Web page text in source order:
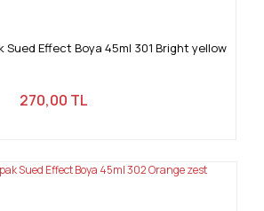
Sued Effect Boya 45ml 301 Bright yellow
270,00 TL